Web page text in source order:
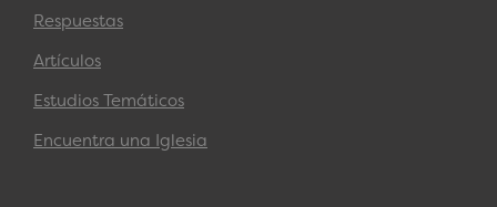
Respuestas
Artículos
Estudios Temáticos
Encuentra una Iglesia